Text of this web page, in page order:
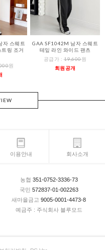
자 스웨트
트링 조거
원
GAA SF1042M 남자 스웨트
테잎 라인 와이드 팬츠
공급가 : 19,600원
회원공개
이용안내 회사소개
농협 351-0752-3336-73
국민 572837-01-002263
새마을금고 9005-0001-4473-8
예금주 : 주식회사 블루모드